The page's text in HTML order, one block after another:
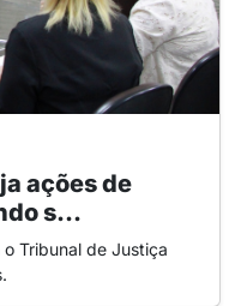
ações de
s...
Tribunal de Justiça